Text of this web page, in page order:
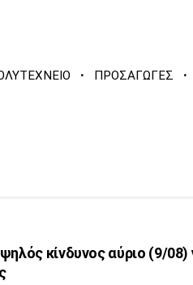
· ΠΡΟΣΑΓΩΓΕΣ ·
κίνδυνος αύριο (9/08)